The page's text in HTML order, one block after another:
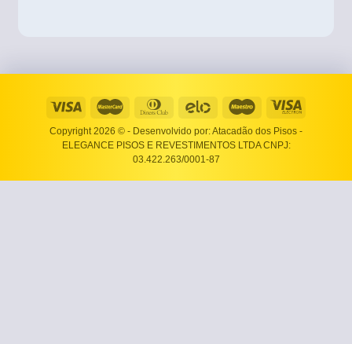
Copyright 2026 © - Desenvolvido por: Atacadão dos Pisos -
ELEGANCE PISOS E REVESTIMENTOS LTDA CNPJ:
03.422.263/0001-87